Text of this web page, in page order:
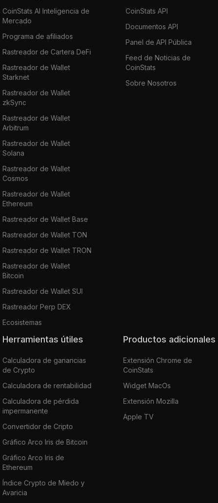
CoinStats AI Inteligencia de
Mercado
Programa de afiliados
Rastreador de Cartera DeFi
Rastreador de Wallet
Starknet
Rastreador de Wallet
zkSync
Rastreador de Wallet
Arbitrum
Rastreador de Wallet
Solana
Rastreador de Wallet
Cosmos
Rastreador de Wallet
Ethereum
Rastreador de Wallet Base
Rastreador de Wallet TON
Rastreador de Wallet TRON
Rastreador de Wallet
Bitcoin
Rastreador de Wallet SUI
Rastreador Perp DEX
Ecosistemas
CoinStats API
Documentos API
Panel de API Pública
Feed de Noticias de
CoinStats
Sobre Nosotros
Herramientas útiles
Calculadora de ganancias
de Crypto
Calculadora de rentabilidad
Calculadora de pérdida
impermanente
Convertidor de Cripto
Gráfico Arco Iris de Bitcoin
Gráfico Arco Iris de
Ethereum
Índice Crypto de Miedo y
Avaricia
Productos adicionales
Extensión Chrome de
CoinStats
Widget MacOs
Extensión Mozilla
Apple TV